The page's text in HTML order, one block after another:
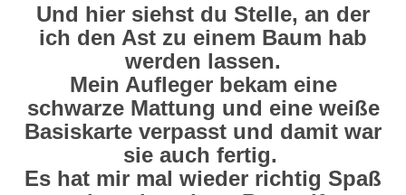
Und hier siehst du Stelle, an der
ich den Ast zu einem Baum hab
werden lassen.
Mein Aufleger bekam eine
schwarze Mattung und eine weiße
Basiskarte verpasst und damit war
sie auch fertig.
Es hat mir mal wieder richtig Spaß